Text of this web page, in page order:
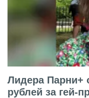
Лидера Парни+
рублей за гей-